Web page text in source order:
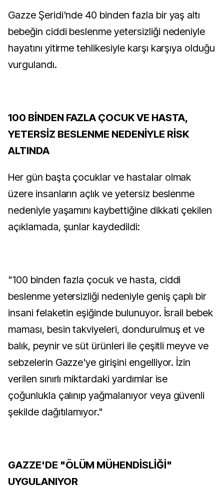
Gazze Şeridi'nde 40 binden fazla bir yaş altı
bebeğin ciddi beslenme yetersizliği nedeniyle
hayatını yitirme tehlikesiyle karşı karşıya olduğu
vurgulandı.
100 BİNDEN FAZLA ÇOCUK VE HASTA,
YETERSİZ BESLENME NEDENİYLE RİSK
ALTINDA
Her gün başta çocuklar ve hastalar olmak
üzere insanların açlık ve yetersiz beslenme
nedeniyle yaşamını kaybettiğine dikkati çekilen
açıklamada, şunlar kaydedildi:
"100 binden fazla çocuk ve hasta, ciddi
beslenme yetersizliği nedeniyle geniş çaplı bir
insani felaketin eşiğinde bulunuyor. İsrail bebek
maması, besin takviyeleri, dondurulmuş et ve
balık, peynir ve süt ürünleri ile çeşitli meyve ve
sebzelerin Gazze'ye girişini engelliyor. İzin
verilen sınırlı miktardaki yardımlar ise
çoğunlukla çalınıp yağmalanıyor veya güvenli
şekilde dağıtılamıyor."
GAZZE'DE "ÖLÜM MÜHENDİSLİĞİ"
UYGULANIYOR